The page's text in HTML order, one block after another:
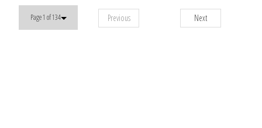
Page 1 of 134 Previous Next